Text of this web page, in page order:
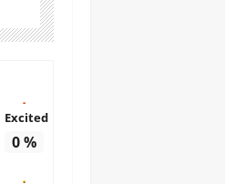
Excited
0%